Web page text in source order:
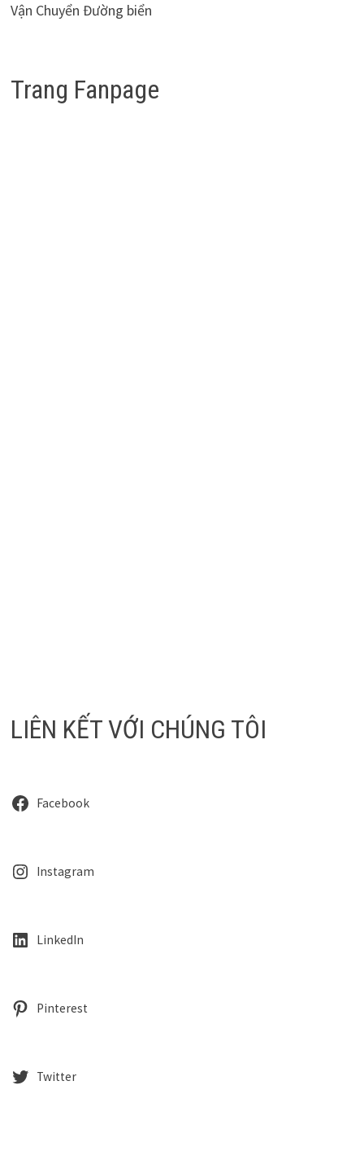
Vận Chuyển Đường biển
Trang Fanpage
LIÊN KẾT VỚI CHÚNG TÔI
Facebook
Instagram
LinkedIn
Pinterest
Twitter